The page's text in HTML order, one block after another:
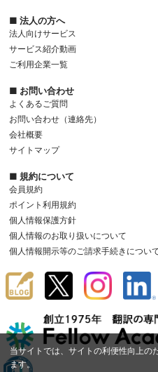
当サイトでは、サイトの利便性向上
ます。
■ 法人の方へ
法人向けサービス
サービス紹介動画
ご利用企業一覧
■ お問い合わせ
よくあるご質問
お問い合わせ（連絡先）
会社概要
サイトマップ
■ 規約について
会員規約
ポイント利用規約
個人情報保護方針
個人情報のお取り扱いについて
個人情報開示等のご請求手続きについ